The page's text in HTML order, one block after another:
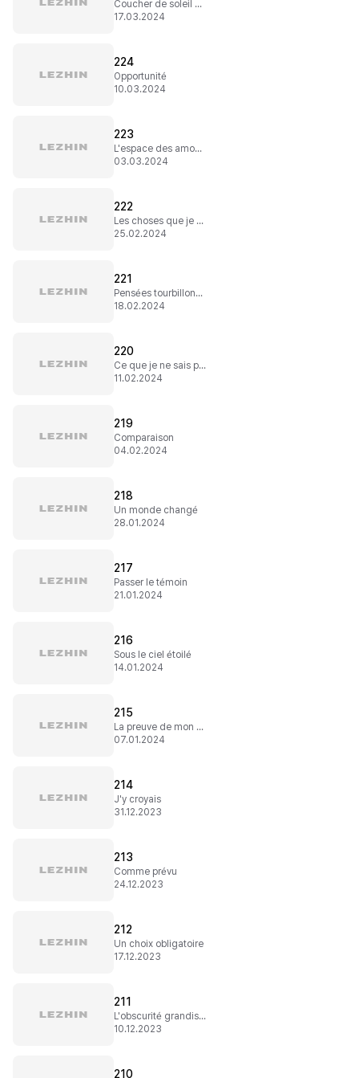
Coucher de soleil au loin
17.03.2024
224
Opportunité
10.03.2024
223
L'espace des amoureux
03.03.2024
222
Les choses que je peux faire
25.02.2024
221
Pensées tourbillonnantes
18.02.2024
220
Ce que je ne sais pas
11.02.2024
219
Comparaison
04.02.2024
218
Un monde changé
28.01.2024
217
Passer le témoin
21.01.2024
216
Sous le ciel étoilé
14.01.2024
215
La preuve de mon amour
07.01.2024
214
J'y croyais
31.12.2023
213
Comme prévu
24.12.2023
212
Un choix obligatoire
17.12.2023
211
L'obscurité grandissante
10.12.2023
210